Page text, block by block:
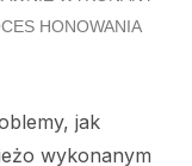
HONOWANIA
jak
wykonanym